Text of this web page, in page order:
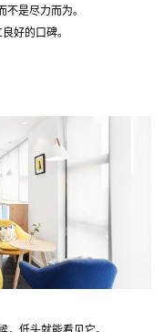
是尽力而为。
好的口碑。